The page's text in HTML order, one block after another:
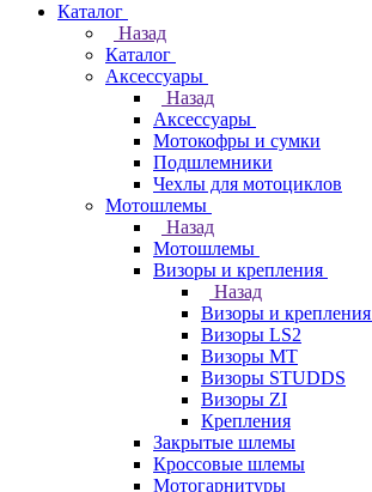
Каталог
Назад
Каталог
Аксессуары
Назад
Аксессуары
Мотокофры и сумки
Подшлемники
Чехлы для мотоциклов
Мотошлемы
Назад
Мотошлемы
Визоры и крепления
Назад
Визоры и крепления
Визоры LS2
Визоры MT
Визоры STUDDS
Визоры ZI
Крепления
Закрытые шлемы
Кроссовые шлемы
Мотогарнитуры